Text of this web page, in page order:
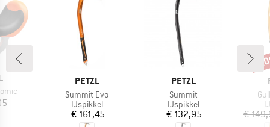
MERK
PETZL
Artikel
Summit Evo
Productgroep
IJspikkel
Prijs
€ 161,45
MERK
PETZL
Artikel
Summit
Productgroep
IJspikkel
Prijs
€ 132,95 €
-